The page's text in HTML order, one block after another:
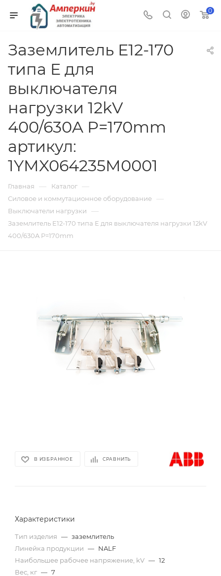
0
Заземлитель E12-170
типа E для
выключателя
нагрузки 12kV
400/630A P=170mm
артикул:
1YMX064235M0001
Главная — Каталог —
Силовое и коммутационное оборудование —
Выключатели нагрузки —
Заземлитель E12-170 типа E для выключателя нагрузки 12kV
400/630A P=170mm
В ИЗБРАННОЕ СРАВНИТЬ
Характеристики
Тип изделия — заземлитель
Линейка продукции — NALF
Наибольшее рабочее напряжение, kV — 12
Вес, кг — 7